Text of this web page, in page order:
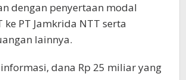
dengan penyertaan modal
ke PT Jamkrida NTT serta
lainnya.
dana Rp 25 miliar yang